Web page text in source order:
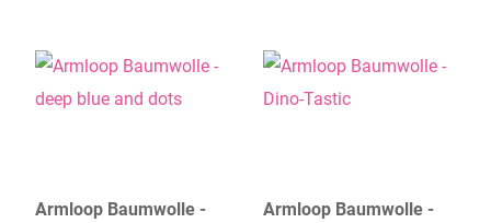
Armloop Baumwolle -
Armloop Baumwolle -